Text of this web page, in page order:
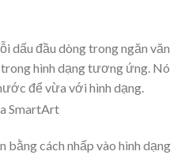
dấu đầu dòng trong ngăn văn
hình dạng tương ứng. Nó
để vừa với hình dạng.
bằng cách nhấp vào hình dạng